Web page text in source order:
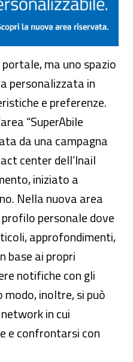
ma uno spazio
personalizzata in
e preferenze.
“SuperAbile
da una campagna
center dell’Inail
iniziato a
Nella nuova area
personale dove
approfondimenti,
base ai propri
notifiche con gli
inoltre, si può
in cui
e confrontarsi con